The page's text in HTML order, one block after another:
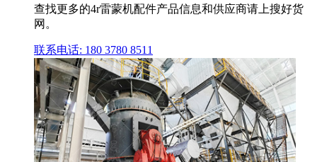
查找更多的4r雷蒙机配件产品信息和供应商请上搜好货
网。
联系电话: 180 3780 8511